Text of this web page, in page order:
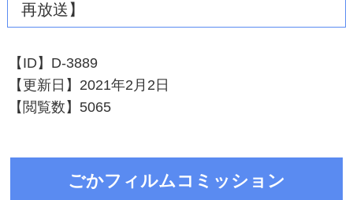
再放送】
【ID】 D-3889
【更新日】 2021年2月2日
【閲覧数】 5065
ごかフィルムコミッション